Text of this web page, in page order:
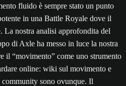
fluido è sempre stato un punto
in una Battle Royale dove il
La nostra analisi approfondita del
di Axle ha messo in luce la nostra
il “movimento” come uno strumento
online: wiki sul movimento e
sono ovunque. Il